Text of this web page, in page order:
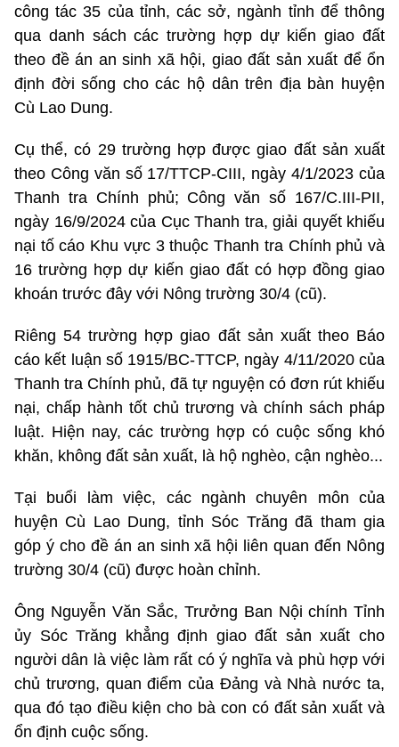
công tác 35 của tỉnh, các sở, ngành tỉnh để thông
qua danh sách các trường hợp dự kiến giao đất
theo đề án an sinh xã hội, giao đất sản xuất để ổn
định đời sống cho các hộ dân trên địa bàn huyện
Cù Lao Dung.
Cụ thể, có 29 trường hợp được giao đất sản xuất
theo Công văn số 17/TTCP-CIII, ngày 4/1/2023 của
Thanh tra Chính phủ; Công văn số 167/C.III-PII,
ngày 16/9/2024 của Cục Thanh tra, giải quyết khiếu
nại tố cáo Khu vực 3 thuộc Thanh tra Chính phủ và
16 trường hợp dự kiến giao đất có hợp đồng giao
khoán trước đây với Nông trường 30/4 (cũ).
Riêng 54 trường hợp giao đất sản xuất theo Báo
cáo kết luận số 1915/BC-TTCP, ngày 4/11/2020 của
Thanh tra Chính phủ, đã tự nguyện có đơn rút khiếu
nại, chấp hành tốt chủ trương và chính sách pháp
luật. Hiện nay, các trường hợp có cuộc sống khó
khăn, không đất sản xuất, là hộ nghèo, cận nghèo...
Tại buổi làm việc, các ngành chuyên môn của
huyện Cù Lao Dung, tỉnh Sóc Trăng đã tham gia
góp ý cho đề án an sinh xã hội liên quan đến Nông
trường 30/4 (cũ) được hoàn chỉnh.
Ông Nguyễn Văn Sắc, Trưởng Ban Nội chính Tỉnh
ủy Sóc Trăng khẳng định giao đất sản xuất cho
người dân là việc làm rất có ý nghĩa và phù hợp với
chủ trương, quan điểm của Đảng và Nhà nước ta,
qua đó tạo điều kiện cho bà con có đất sản xuất và
ổn định cuộc sống.